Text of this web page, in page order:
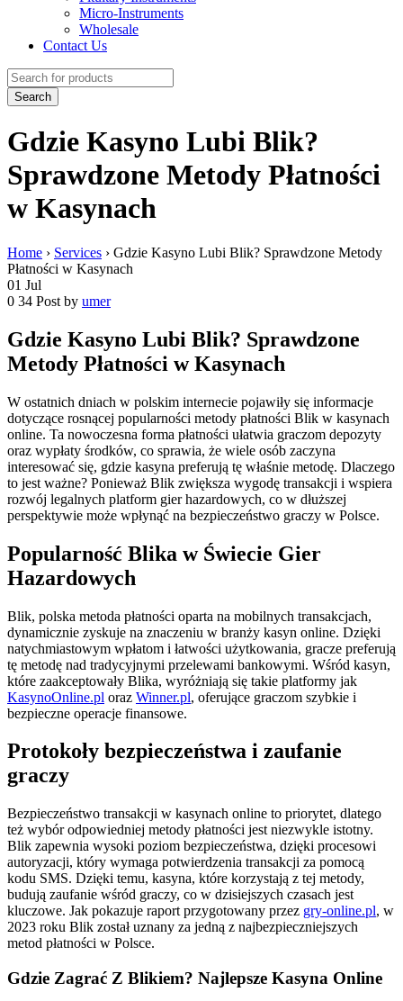
Micro-Instruments
Wholesale
Contact Us
Gdzie Kasyno Lubi Blik?
Sprawdzone Metody Płatności
w Kasynach
Home › Services › Gdzie Kasyno Lubi Blik? Sprawdzone Metody
Płatności w Kasynach
01 Jul
0 34 Post by umer
Gdzie Kasyno Lubi Blik? Sprawdzone
Metody Płatności w Kasynach
W ostatnich dniach w polskim internecie pojawiły się informacje
dotyczące rosnącej popularności metody płatności Blik w kasynach
online. Ta nowoczesna forma płatności ułatwia graczom depozyty
oraz wypłaty środków, co sprawia, że wiele osób zaczyna
interesować się, gdzie kasyna preferują tę właśnie metodę. Dlaczego
to jest ważne? Ponieważ Blik zwiększa wygodę transakcji i wspiera
rozwój legalnych platform gier hazardowych, co w dłuższej
perspektywie może wpłynąć na bezpieczeństwo graczy w Polsce.
Popularność Blika w Świecie Gier
Hazardowych
Blik, polska metoda płatności oparta na mobilnych transakcjach,
dynamicznie zyskuje na znaczeniu w branży kasyn online. Dzięki
natychmiastowym wpłatom i łatwości użytkowania, gracze preferują
tę metodę nad tradycyjnymi przelewami bankowymi. Wśród kasyn,
które zaakceptowały Blika, wyróżniają się takie platformy jak
KasynoOnline.pl oraz Winner.pl, oferujące graczom szybkie i
bezpieczne operacje finansowe.
Protokoły bezpieczeństwa i zaufanie
graczy
Bezpieczeństwo transakcji w kasynach online to priorytet, dlatego
też wybór odpowiedniej metody płatności jest niezwykle istotny.
Blik zapewnia wysoki poziom bezpieczeństwa, dzięki procesowi
autoryzacji, który wymaga potwierdzenia transakcji za pomocą
kodu SMS. Dzięki temu, kasyna, które korzystają z tej metody,
budują zaufanie wśród graczy, co w dzisiejszych czasach jest
kluczowe. Jak pokazuje raport przygotowany przez gry-online.pl, w
2023 roku Blik został uznany za jedną z najbezpieczniejszych
metod płatności w Polsce.
Gdzie Zagrać Z Blikiem? Najlepsze Kasyna Online